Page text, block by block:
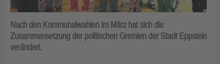
Nach den Kommunalwahlen im März hat sich die
Zusammensetzung der politischen Gremien der Stadt Eppstein
verändert.